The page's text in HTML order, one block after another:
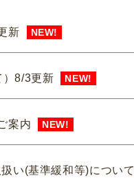
新 NEW!
）8/3更新 NEW!
案内 NEW!
い(基準緩和等)について